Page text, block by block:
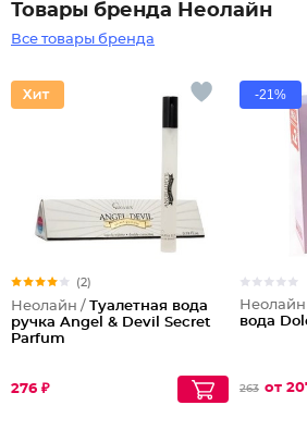
Товары бренда Неолайн
Все товары бренда
(2)
Неолайн / Туалетная вода
ручка Angel & Devil Secret
Parfum
276 ₽
-21%
вода
263 от